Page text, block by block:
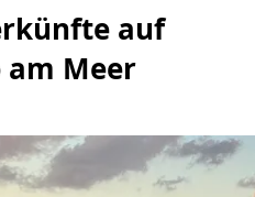
auf
am Meer